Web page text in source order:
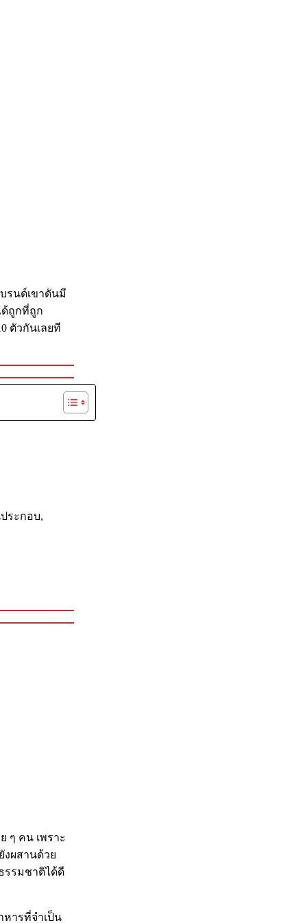
รนด์เขาดันมี
ถูกที่ถูก
ตัวกันเลยที
ระกอบ,
ๆ คน เพราะ
งผสานด้วย
รรมชาติได้ดี
หารที่จำเป็น